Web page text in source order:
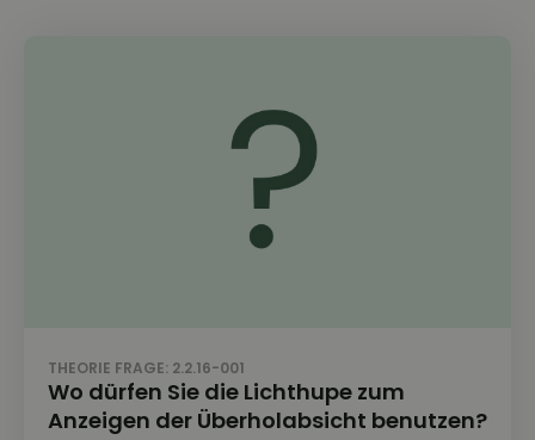
THEORIE FRAGE: 2.2.16-001
Wo dürfen Sie die Lichthupe zum
Anzeigen der Überholabsicht benutzen?